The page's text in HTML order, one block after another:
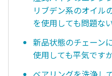
リブデン系のオイル
を使用しても問題な
新品状態のチェーン
使用しても平気です